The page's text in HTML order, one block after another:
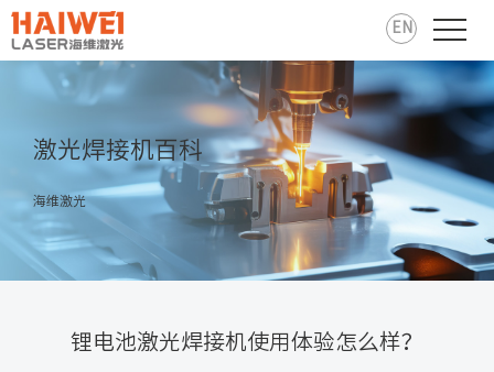
EN
激光焊接机百科
海维激光
锂电池激光焊接机使用体验怎么样？